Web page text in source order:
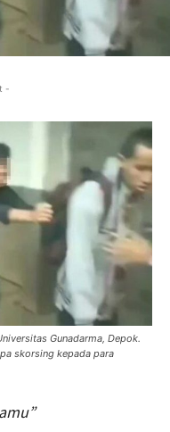
-
Gunadarma, Depok.
skorsing kepada para